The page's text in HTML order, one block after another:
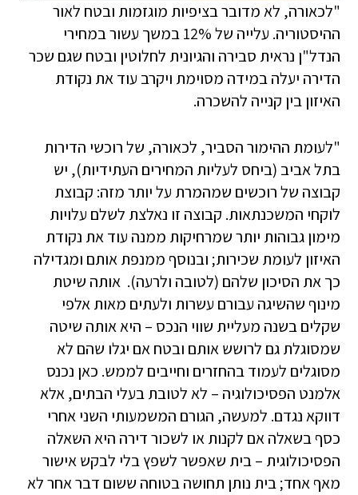
"לכאורה, לא מדובר בציפיות מוגזמות ובטח לאור
ההיסטוריה. עלייה של 12% במשך עשור במחירי
הנדל"ן נראית סבירה והגיונית לחלוטין ובטח שגם שכר
הדירה יעלה במידה מסוימת ויקרב עוד את נקודת
האיזון בין קנייה להשכרה.
"לעומת ההימור הסביר, לכאורה, של רוכשי הדירות
בתל אביב (ביחס לעליות המחירים העתידיות), יש
קבוצה של רוכשים שמהמרת על יותר מזה: קבוצת
לוקחי המשכנתאות. קבוצה זו נאלצת לשלם עלויות
מימון גבוהות יותר שמרחיקות ממנה עוד את נקודת
האיזון לעומת שכירות; ובנוסף ממנפת אותם ומגדילה
כך את הסיכון שלהם (לטובה ולרעה). אותה שיטת
מינוף שהשיגה עבורם עשרות ולעתים מאות אלפי
שקלים בשנה מעליית שווי הנכס – היא אותה שיטה
שמסוגלת גם לרושש אותם ובטח אם יגלו שהם לא
מסוגלים לעמוד בהחזרים וחייבים לממש. כאן נכנס
אלמנט הפסיכולוגיה – לא לטובת בעלי הבתים, אלא
דווקא נגדם. למעשה, הגורם המשמעותי השני אחרי
כסף בשאלה אם לקנות או לשכור דירה היא השאלה
הפסיכולוגית – בית שאפשר לשפץ בלי לבקש אישור
מאף אחד; בית נותן תחושה בטוחה ששום דבר אחר לא